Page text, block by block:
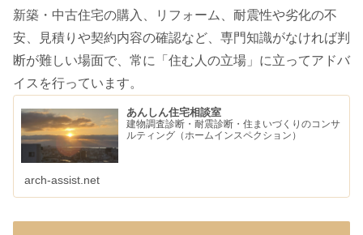
新築・中古住宅の購入、リフォーム、耐震性や劣化の不
安、見積りや契約内容の確認など、専門知識がなければ判
断が難しい場面で、常に「住む人の立場」に立ってアドバ
イスを行っています。
あんしん住宅相談室
建物調査診断・耐震診断・住まいづくりのコンサ
ルティング（ホームインスペクション）
arch-assist.net